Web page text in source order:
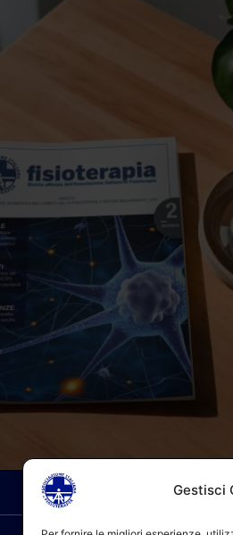
Gestisci